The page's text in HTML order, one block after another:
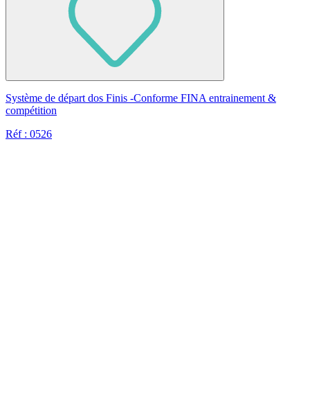
Système de départ dos Finis -Conforme FINA entrainement &
compétition
Réf : 0526